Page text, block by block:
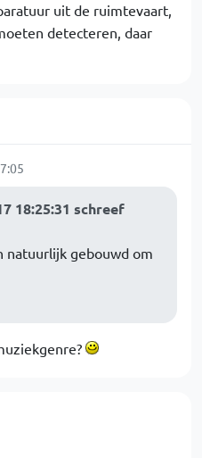
uit de ruimtevaart,
detecteren, daar
18:25:31 schreef
natuurlijk gebouwd om